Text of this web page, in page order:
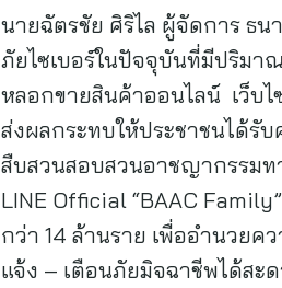
นายฉัตรชัย ศิริไล ผู้จัดการ ธน
ภัยไซเบอร์ในปัจจุบันที่มีปริมา
หลอกขายสินค้าออนไลน์ เว็บไ
ส่งผลกระทบให้ประชาชนได้รั
สืบสวนสอบสวนอาชญากรรมท
LINE Official “BAAC
กว่า 14 ล้านราย เพื่ออำนวยค
แจ้ง – เตือนภัยมิจฉาชีพได้สะ